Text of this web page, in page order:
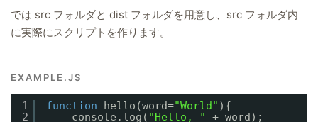
では src フォルダと dist フォルダを用意し、src フォルダ内
に実際にスクリプトを作ります。
EXAMPLE.JS
1
2
function hello(word="World" ){
console.log( "Hello, "
+ word);